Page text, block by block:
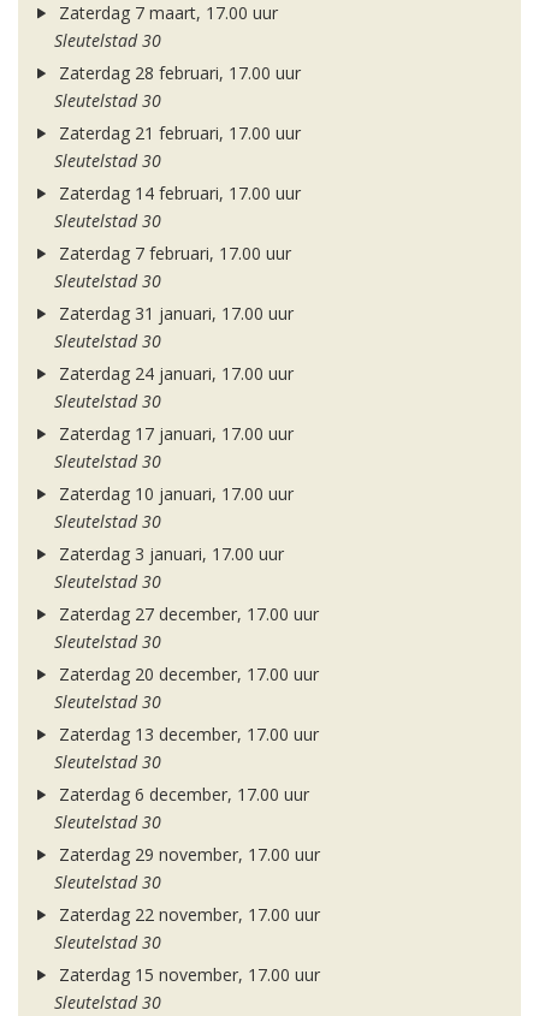
Zaterdag 7 maart, 17.00 uur
Sleutelstad 30
Zaterdag 28 februari, 17.00 uur
Sleutelstad 30
Zaterdag 21 februari, 17.00 uur
Sleutelstad 30
Zaterdag 14 februari, 17.00 uur
Sleutelstad 30
Zaterdag 7 februari, 17.00 uur
Sleutelstad 30
Zaterdag 31 januari, 17.00 uur
Sleutelstad 30
Zaterdag 24 januari, 17.00 uur
Sleutelstad 30
Zaterdag 17 januari, 17.00 uur
Sleutelstad 30
Zaterdag 10 januari, 17.00 uur
Sleutelstad 30
Zaterdag 3 januari, 17.00 uur
Sleutelstad 30
Zaterdag 27 december, 17.00 uur
Sleutelstad 30
Zaterdag 20 december, 17.00 uur
Sleutelstad 30
Zaterdag 13 december, 17.00 uur
Sleutelstad 30
Zaterdag 6 december, 17.00 uur
Sleutelstad 30
Zaterdag 29 november, 17.00 uur
Sleutelstad 30
Zaterdag 22 november, 17.00 uur
Sleutelstad 30
Zaterdag 15 november, 17.00 uur
Sleutelstad 30